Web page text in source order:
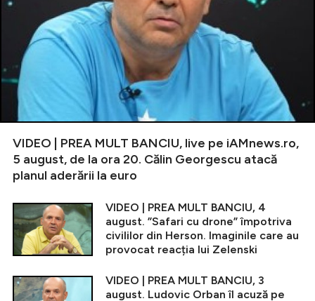
VIDEO | PREA MULT BANCIU, live pe iAMnews.ro,
5 august, de la ora 20. Călin Georgescu atacă
planul aderării la euro
VIDEO | PREA MULT BANCIU, 4
august. ”Safari cu drone” împotriva
civililor din Herson. Imaginile care au
provocat reacția lui Zelenski
VIDEO | PREA MULT BANCIU, 3
august. Ludovic Orban îl acuză pe